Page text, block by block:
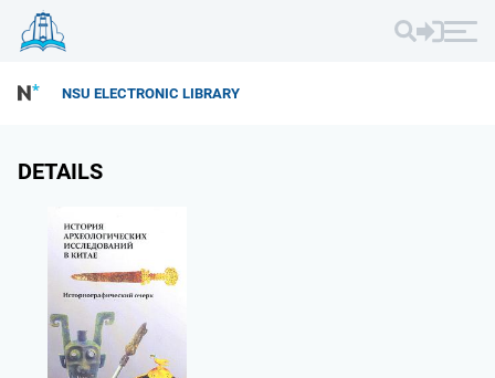
NSU ELECTRONIC LIBRARY
DETAILS